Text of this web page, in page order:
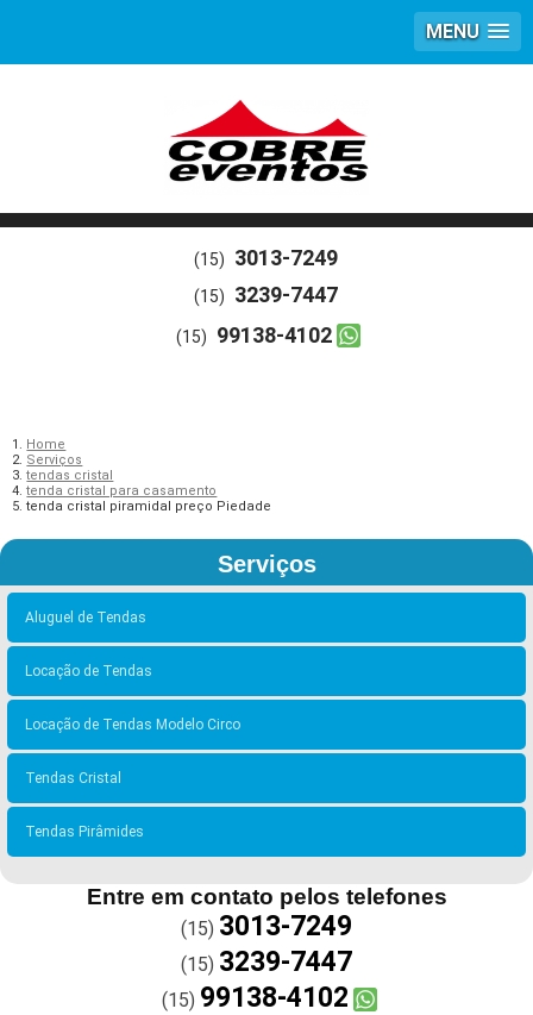
MENU
(15) 3013-7249
(15) 3239-7447
(15) 99138-4102
Home
Serviços
tendas cristal
tenda cristal para casamento
tenda cristal piramidal preço Piedade
Serviços
Aluguel de Tendas
Locação de Tendas
Locação de Tendas Modelo Circo
Tendas Cristal
Tendas Pirâmides
Entre em contato pelos telefones
(15) 3013-7249
(15) 3239-7447
(15) 99138-4102